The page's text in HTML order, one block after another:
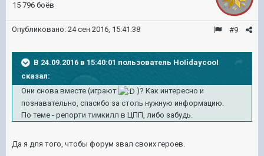
15 796 боёв
#9
Опубликовано: 24 сен 2016, 15:41:38
В 24.09.2016 в 15:40:01 пользователь HoIidaycooI
сказал:
Они снова вместе (играют
)? Как интересно и
познавательно, спасибо за столь нужную информацию.
По теме - репорти тимкилл в ЦПП, либо забудь.
Да я для того, чтобы форум звал своих героев.